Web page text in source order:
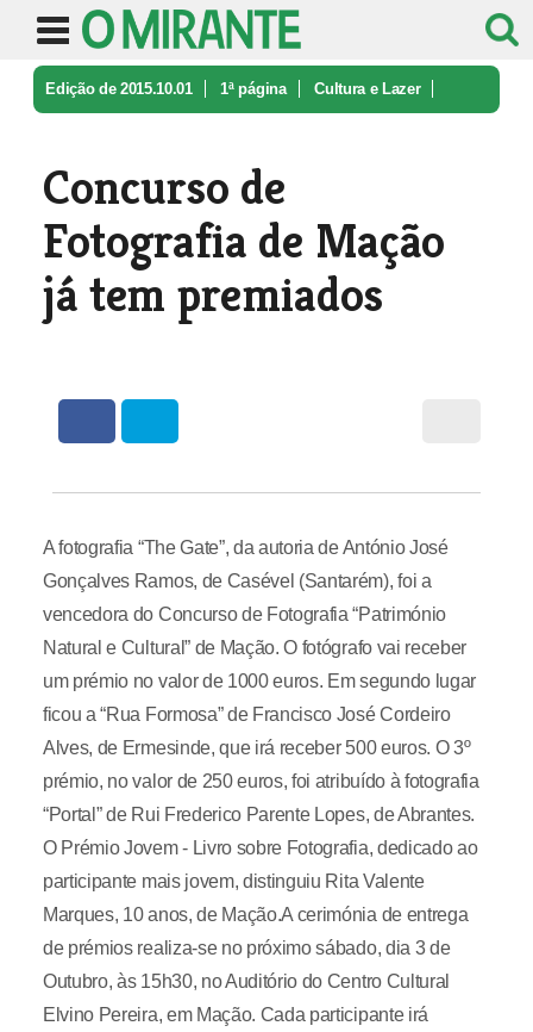
Edição de 2015.10.01 1ª página Cultura e Lazer
Concurso de
Fotografia de Mação
já tem premiados
A fotografia “The Gate”, da autoria de António José
Gonçalves Ramos, de Casével (Santarém), foi a
vencedora do Concurso de Fotografia “Património
Natural e Cultural” de Mação. O fotógrafo vai receber
um prémio no valor de 1000 euros. Em segundo lugar
ficou a “Rua Formosa” de Francisco José Cordeiro
Alves, de Ermesinde, que irá receber 500 euros. O 3º
prémio, no valor de 250 euros, foi atribuído à fotografia
“Portal” de Rui Frederico Parente Lopes, de Abrantes.
O Prémio Jovem - Livro sobre Fotografia, dedicado ao
participante mais jovem, distinguiu Rita Valente
Marques, 10 anos, de Mação.A cerimónia de entrega
de prémios realiza-se no próximo sábado, dia 3 de
Outubro, às 15h30, no Auditório do Centro Cultural
Elvino Pereira, em Mação. Cada participante irá